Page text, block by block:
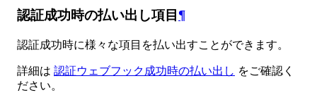
認証成功時の払い出し項目 ¶
認証成功時に様々な項目を払い出すことができます。
詳細は 認証ウェブフック成功時の払い出し をご確認く
ださい。